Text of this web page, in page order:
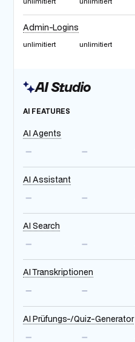
Admin-Logins
unlimitiert unlimitiert
AI Studio
AI FEATURES
AI Agents
AI Assistant
AI Search
AI Transkriptionen
AI Prüfungs-/Quiz-Generator